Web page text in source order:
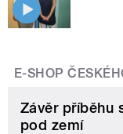
E-SHOP
Závěr příběhu
pod zemí